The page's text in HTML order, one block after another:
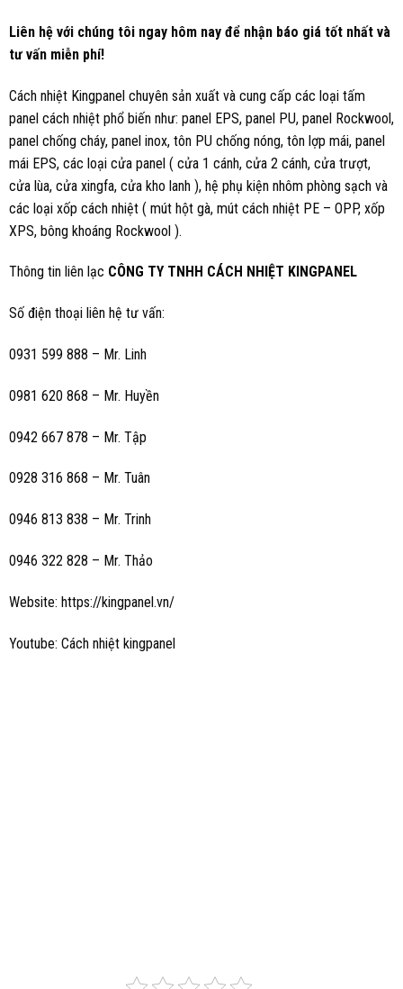
Liên hệ với chúng tôi ngay hôm nay để nhận báo giá tốt nhất và
tư vấn miễn phí!
Cách nhiệt Kingpanel chuyên sản xuất và cung cấp các loại tấm
panel cách nhiệt phổ biến như: panel EPS, panel PU, panel Rockwool,
panel chống cháy, panel inox, tôn PU chống nóng, tôn lợp mái, panel
mái EPS, các loại cửa panel ( cửa 1 cánh, cửa 2 cánh, cửa trượt,
cửa lùa, cửa xingfa, cửa kho lanh ), hệ phụ kiện nhôm phòng sạch và
các loại xốp cách nhiệt ( mút hột gà, mút cách nhiệt PE – OPP, xốp
XPS, bông khoáng Rockwool ).
Thông tin liên lạc CÔNG TY TNHH CÁCH NHIỆT KINGPANEL
Số điện thoại liên hệ tư vấn:
0931 599 888 – Mr. Linh
0981 620 868 – Mr. Huyền
0942 667 878 – Mr. Tập
0928 316 868 – Mr. Tuân
0946 813 838 – Mr. Trinh
0946 322 828 – Mr. Thảo
Website: https://kingpanel.vn/
Youtube: Cách nhiệt kingpanel​